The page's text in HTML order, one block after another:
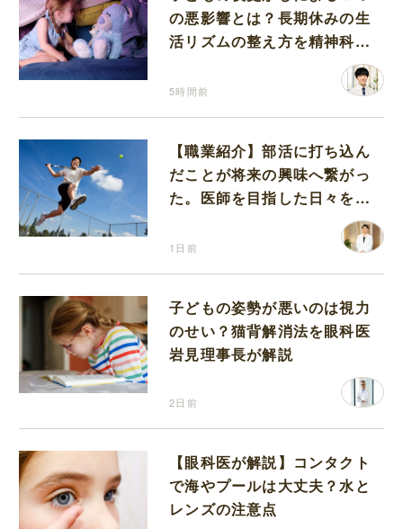
の悪影響とは？長期休みの生
活リズムの整え方を精神科医
5時間前
【職業紹介】部活に打ち込ん
だことが将来の興味へ繋がっ
た。医師を目指した日々を振
1日前
子どもの姿勢が悪いのは視力
のせい？猫背解消法を眼科医
岩見理事長が解説
2日前
【眼科医が解説】コンタクト
で海やプールは大丈夫？水と
レンズの注意点